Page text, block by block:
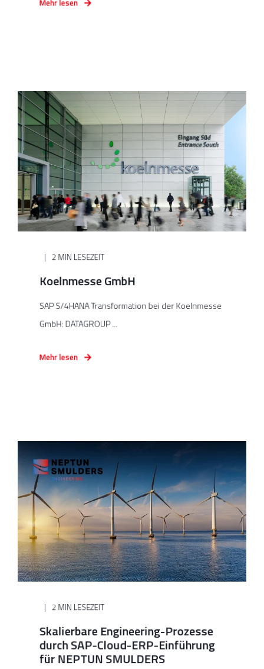
Mehr lesen
2 MIN LESEZEIT
Koelnmesse GmbH
SAP S/4HANA Transformation bei der Koelnmesse
GmbH: DATAGROUP ...
Mehr lesen
2 MIN LESEZEIT
Skalierbare Engineering-Prozesse
durch SAP-Cloud-ERP-Einführung
für NEPTUN SMULDERS